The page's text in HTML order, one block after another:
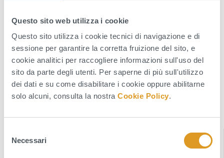
Questo sito web utilizza i cookie
Questo sito utilizza i cookie tecnici di navigazione e di
sessione per garantire la corretta fruizione del sito, e
cookie analitici per raccogliere informazioni sull'uso del
sito da parte degli utenti. Per saperne di più sull'utilizzo
dei dati e su come disabilitare i cookie oppure abilitarne
solo alcuni, consulta la nostra Cookie Policy.
Necessari
INDICE DELLA SEZIONE
Avv. Francesca Marzano
ALLEGATI